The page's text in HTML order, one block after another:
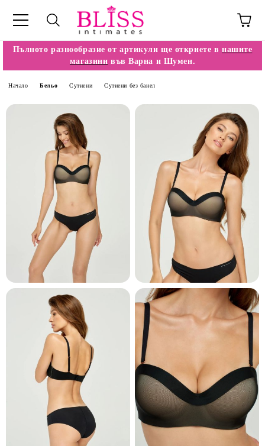
Пълното разнообразие от артикули ще откриете в нашите
магазини във Варна и Шумен.
Начало Бельо Сутиени Сутиени без банел